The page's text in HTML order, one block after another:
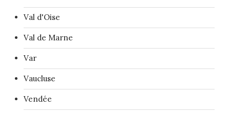
Val d'Oise
Val de Marne
Var
Vaucluse
Vendée